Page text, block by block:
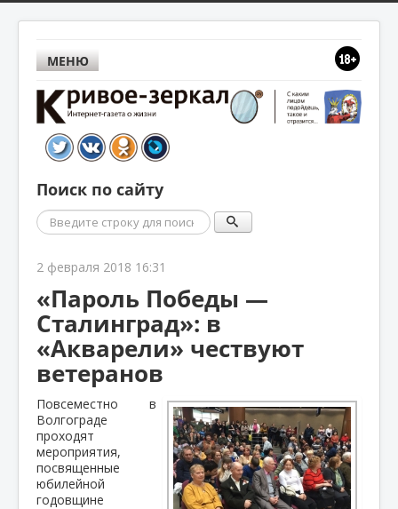
МЕНЮ
Поиск по сайту
Поиск
2 февраля 2018 16:31
«Пароль Победы —
Сталинград»: в
«Акварели» чествуют
ветеранов
Повсеместно в
Волгограде
проходят
мероприятия,
посвященные
юбилейной
годовщине